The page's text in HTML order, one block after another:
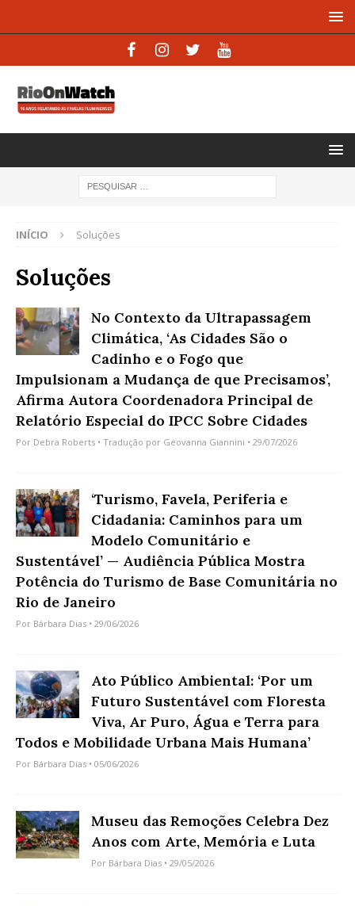
INÍCIO Soluções
Soluções
No Contexto da Ultrapassagem
Climática, ‘As Cidades São o
Cadinho e o Fogo que
Impulsionam a Mudança de que Precisamos’,
Afirma Autora Coordenadora Principal de
Relatório Especial do IPCC Sobre Cidades
Por Debra Roberts • Tradução por Geovanna Giannini • 29/07/2026
‘Turismo, Favela, Periferia e
Cidadania: Caminhos para um
Modelo Comunitário e
Sustentável’ — Audiência Pública Mostra
Potência do Turismo de Base Comunitária no
Rio de Janeiro
Por Bárbara Dias • 29/06/2026
Ato Público Ambiental: ‘Por um
Futuro Sustentável com Floresta
Viva, Ar Puro, Água e Terra para
Todos e Mobilidade Urbana Mais Humana’
Por Bárbara Dias • 05/06/2026
Museu das Remoções Celebra Dez
Anos com Arte, Memória e Luta
Por Bárbara Dias • 29/05/2026